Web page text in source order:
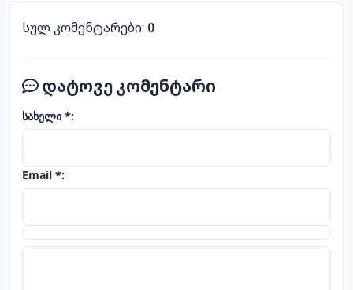
სულ კომენტარები: 0
დატოვე კომენტარი
სახელი *:
Email *: